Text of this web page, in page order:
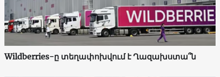
Wildberries-ը տեղափոխվում է Ղազախստա՞ն